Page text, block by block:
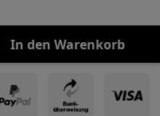
In den Warenkorb